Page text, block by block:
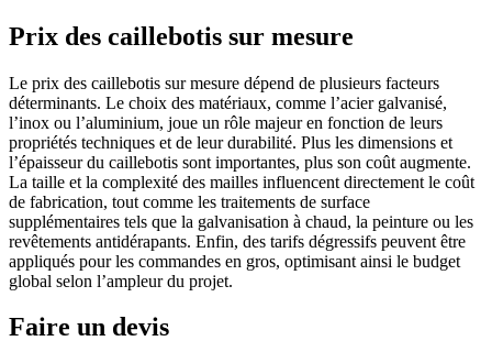
Prix des caillebotis sur mesure
Le prix des caillebotis sur mesure dépend de plusieurs facteurs
déterminants. Le choix des matériaux, comme l’acier galvanisé,
l’inox ou l’aluminium, joue un rôle majeur en fonction de leurs
propriétés techniques et de leur durabilité. Plus les dimensions et
l’épaisseur du caillebotis sont importantes, plus son coût augmente.
La taille et la complexité des mailles influencent directement le coût
de fabrication, tout comme les traitements de surface
supplémentaires tels que la galvanisation à chaud, la peinture ou les
revêtements antidérapants. Enfin, des tarifs dégressifs peuvent être
appliqués pour les commandes en gros, optimisant ainsi le budget
global selon l’ampleur du projet.
Faire un devis